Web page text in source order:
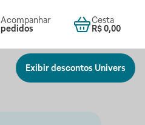
Acompanhar
pedidos
Cesta
R$ 0,00
Exibir descontos Univers